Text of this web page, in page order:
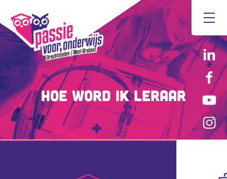
Hoe word ik leraar